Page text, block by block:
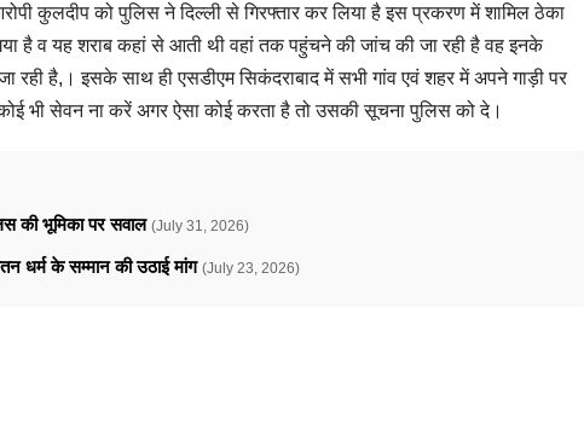
कुलदीप को पुलिस ने दिल्ली से गिरफ्तार कर लिया है इस प्रकरण में शामिल ठेका
है व यह शराब कहां से आती थी वहां तक पहुंचने की जांच की जा रही है वह इनके
रही है,। इसके साथ ही एसडीएम सिकंदराबाद में सभी गांव एवं शहर में अपने गाड़ी पर
भी सेवन ना करें अगर ऐसा कोई करता है तो उसकी सूचना पुलिस को दे।
की भूमिका पर सवाल (July 31, 2026)
धर्म के सम्मान की उठाई मांग (July 23, 2026)